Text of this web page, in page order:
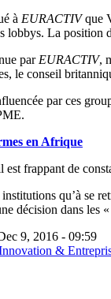
à EURACTIVque
lobbys. La
par EURACTIV,
le conseil
par ces
en Afrique
frappant de
qu’à se
décision dans les
9, 2016 - 09:59
&